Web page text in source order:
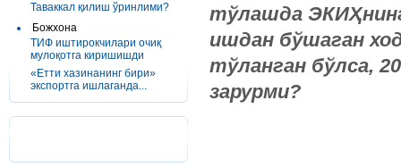
Таваккал қилиш ўринлими?
Божхона
ТИФ иштирокчилари очиқ
мулоқотга киришишди
«Етти хазинанинг бири»
экспортга ишлаганда...
тўлашда
ишдан бўшаган
тўланган бўлса,
зарурми?